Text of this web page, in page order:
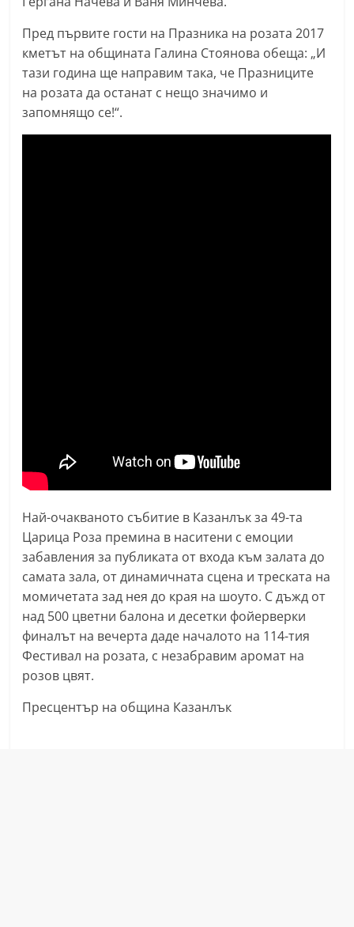
Пред първите гости на Празника на розата 2017
кметът на общината Галина Стоянова обеща: „И
тази година ще направим така, че Празниците
на розата да останат с нещо значимо и
запомнящо се!“.
Най-очакваното събитие в Казанлък за 49-та
Царица Роза премина в наситени с емоции
забавления за публиката от входа към залата до
самата зала, от динамичната сцена и треската на
момичетата зад нея до края на шоуто. С дъжд от
над 500 цветни балона и десетки фойерверки
финалът на вечерта даде началото на 114-тия
Фестивал на розата, с незабравим аромат на
розов цвят.
Пресцентър на община Казанлък